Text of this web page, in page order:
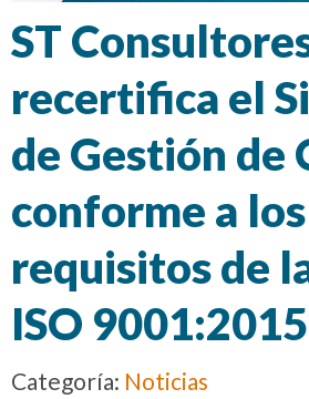
ST
recertifica el
de Gestión de
conforme a los
requisitos de
ISO 9001:2015
Categoría: Noticias